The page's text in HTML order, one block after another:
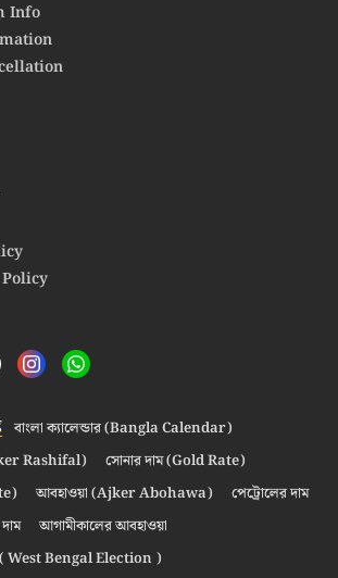
Info
বাংলা ক্যালেন্ডার (Bangla Calendar)
Rashifal)
সোনার দাম (Gold Rate)
আবহাওয়া (Ajker Abohawa)
পেট্রোলের দাম
আগামীকালের আবহাওয়া
( West Bengal Election )